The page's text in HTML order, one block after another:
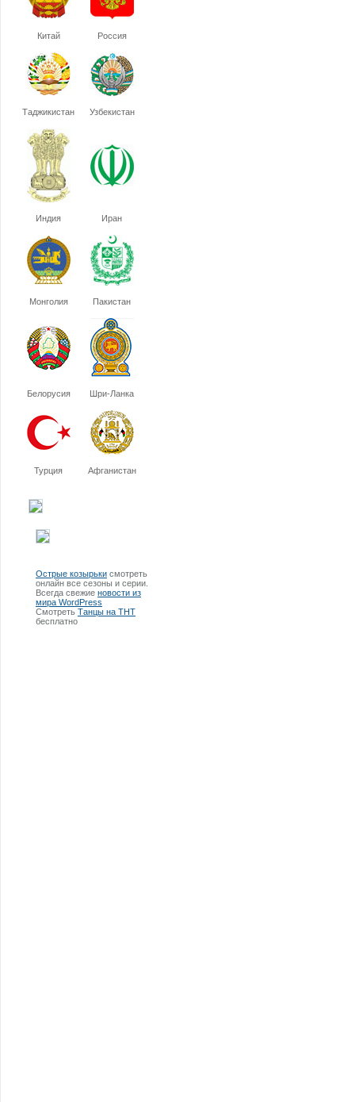
Китай Россия
Таджикистан Узбекистан
Индия Иран
Монголия Пакистан
Белорусия Шри-Ланка
Турция Афганистан
Острые козырьки смотреть
онлайн все сезоны и серии.
Всегда свежие новости из
мира WordPress
Смотреть Танцы на ТНТ
бесплатно